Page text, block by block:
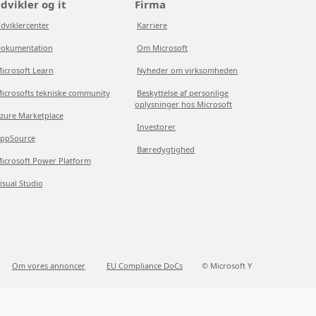
og it
Learn
tekniske community
Marketplace
Power Platform
Studio
Firma
Karriere
Om Microsoft
Nyheder om virksomheden
Beskyttelse af personlige
oplysninger hos Microsoft
Investorer
Bæredygtighed
Om vores annoncer EU Compliance DoCs © Microsoft Y